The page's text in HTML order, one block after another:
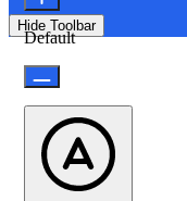
Hide Toolbar
Default